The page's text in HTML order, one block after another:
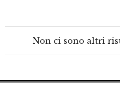
Non ci sono altri